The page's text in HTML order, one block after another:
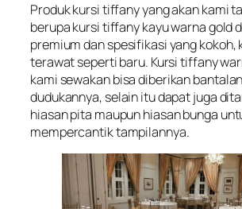
Produk kursi tiffany yang akan kami
berupa kursi tiffany kayu warna gold
premium dan spesifikasi yang kokoh,
terawat seperti baru. Kursi tiffany
kami sewakan bisa diberikan
dudukannya, selain itu dapat juga
hiasan pita maupun hiasan bunga
mempercantik tampilannya.